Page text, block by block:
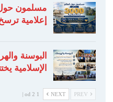
إعلامية
البوسنة
الإسلامية
NEXT
1 od 2 |